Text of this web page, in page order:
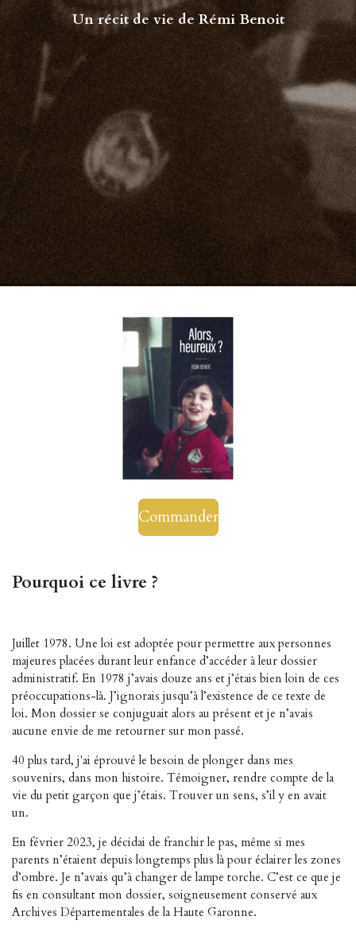
Un récit de vie de Rémi Benoit
Commander
Pourquoi ce livre ?
Juillet 1978. Une loi est adoptée pour permettre aux personnes
majeures placées durant leur enfance d’accéder à leur dossier
administratif. En 1978 j’avais douze ans et j’étais bien loin de ces
préoccupations-là. J’ignorais jusqu’à l’existence de ce texte de
loi. Mon dossier se conjuguait alors au présent et je n’avais
aucune envie de me retourner sur mon passé.
40 plus tard, j'ai éprouvé le besoin de plonger dans mes
souvenirs, dans mon histoire. Témoigner, rendre compte de la
vie du petit garçon que j’étais. Trouver un sens, s’il y en avait
un.
En février 2023, je décidai de franchir le pas, même si mes
parents n’étaient depuis longtemps plus là pour éclairer les zones
d’ombre. Je n’avais qu’à changer de lampe torche. C’est ce que je
fis en consultant mon dossier, soigneusement conservé aux
Archives Départementales de la Haute Garonne.